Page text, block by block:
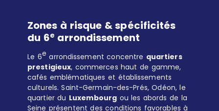
Zones à risque & spécificités
du 6e arrondissement
Le 6e arrondissement concentre quartiers
prestigieux, commerces haut de gamme,
cafés emblématiques et établissements
culturels. Saint-Germain-des-Prés, Odéon, le
quartier du Luxembourg ou les abords de la
Seine présentent des conditions favorables à